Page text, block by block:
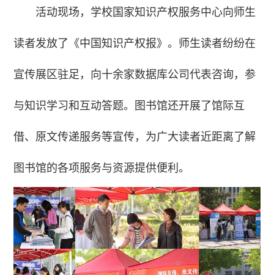
活动现场，学校国家知识产权服务中心向师生
读者发放了《中国知识产权报》。师生读者纷纷在
宣传展区驻足，向十余家数据库公司代表咨询，参
与知识学习和互动答题。图书馆还开展了馆际互
借、原文传递服务等宣传，为广大读者近距离了解
图书馆的各项服务与资源提供便利。